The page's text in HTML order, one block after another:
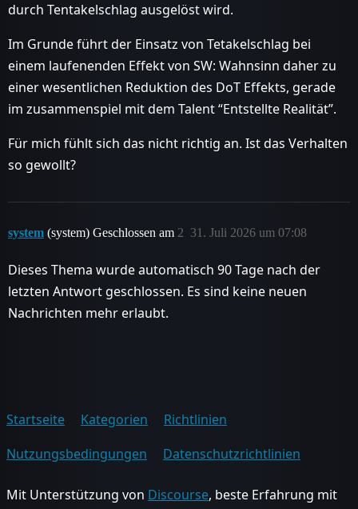
durch Tentakelschlag ausgelöst wird.
Im Grunde führt der Einsatz von Tetakelschlag bei
einem laufenenden Effekt von SW: Wahnsinn daher zu
einer wesentlichen Reduktion des DoT Effekts, gerade
im zusammenspiel mit dem Talent “Entstellte Realität”.
Für mich fühlt sich das nicht richtig an. Ist das Verhalten
so gewollt?
system (system) Geschlossen am 31. Juli 2026 um 07:08
2
Dieses Thema wurde automatisch 90 Tage nach der
letzten Antwort geschlossen. Es sind keine neuen
Nachrichten mehr erlaubt.
Startseite Kategorien
Richtlinien
Nutzungsbedingungen
Datenschutzrichtlinien
Mit Unterstützung von Discourse, beste Erfahrung mit